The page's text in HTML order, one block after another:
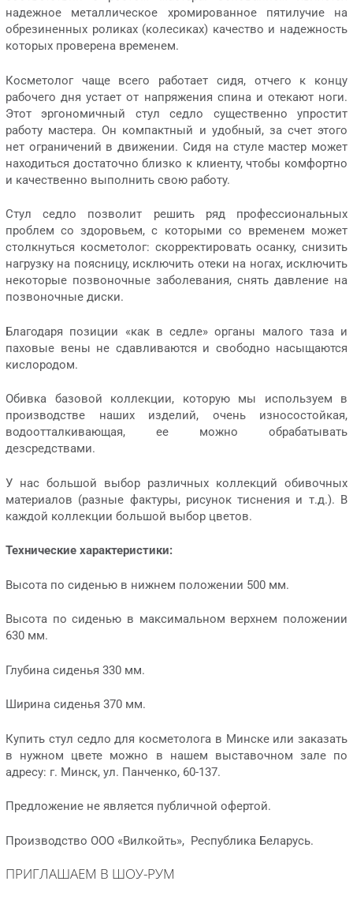
надежное металлическое хромированное пятилучие на
обрезиненных роликах (колесиках) качество и надежность
которых проверена временем.
Косметолог чаще всего работает сидя, отчего к концу
рабочего дня устает от напряжения спина и отекают ноги.
Этот эргономичный стул седло существенно упростит
работу мастера. Он компактный и удобный, за счет этого
нет ограничений в движении. Сидя на стуле мастер может
находиться достаточно близко к клиенту, чтобы комфортно
и качественно выполнить свою работу.
Стул седло позволит решить ряд профессиональных
проблем со здоровьем, с которыми со временем может
столкнуться косметолог: скорректировать осанку, снизить
нагрузку на поясницу, исключить отеки на ногах, исключить
некоторые позвоночные заболевания, снять давление на
позвоночные диски.
Благодаря позиции «как в седле» органы малого таза и
паховые вены не сдавливаются и свободно насыщаются
кислородом.
Обивка базовой коллекции, которую мы используем в
производстве наших изделий, очень износостойкая,
водоотталкивающая, ее можно обрабатывать
дезсредствами.
У нас большой выбор различных коллекций обивочных
материалов (разные фактуры, рисунок тиснения и т.д.). В
каждой коллекции большой выбор цветов.
Технические характеристики:
Высота по сиденью в нижнем положении 500 мм.
Высота по сиденью в максимальном верхнем положении
630 мм.
Глубина сиденья 330 мм.
Ширина сиденья 370 мм.
Купить стул седло для косметолога в Минске или заказать
в нужном цвете можно в нашем выставочном зале по
адресу: г. Минск, ул. Панченко, 60-137.
Предложение не является публичной офертой.
Производство ООО «Вилкойть», Республика Беларусь.
ПРИГЛАШАЕМ В ШОУ-РУМ